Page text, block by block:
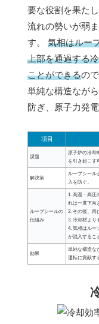
要な役割を果た
流れの勢いが弱
す。 気相はルー
上部を通過する
ことができるの
単純な構造なが
防ぎ、原子力発
項目
課題
原子炉の冷却
を引き起こす
解決策
ループシール
入を防ぐ。
ループシールの
仕組み
1. 高温・高圧
れは一度下向
2. その後、再
3. 冷却材より
4. 気相はルー
が混入するこ
効果
単純な構造な
運転に貢献す